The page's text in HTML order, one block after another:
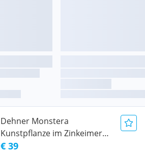
Dehner Monstera
Kunstpflanze im Zinkeimer
(ca. 62cm) - Wie neu!
€ 39